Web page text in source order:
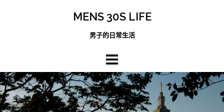
MENS 30S LIFE
男子的日常生活